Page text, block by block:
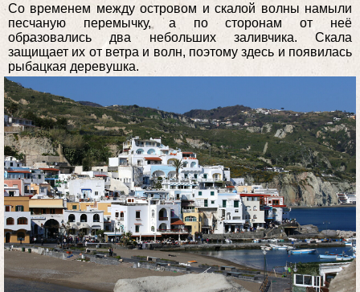
Со временем между островом и скалой волны намыли
песчаную перемычку, а по сторонам от неё
образовались два небольших заливчика. Скала
защищает их от ветра и волн, поэтому здесь и появилась
рыбацкая деревушка.